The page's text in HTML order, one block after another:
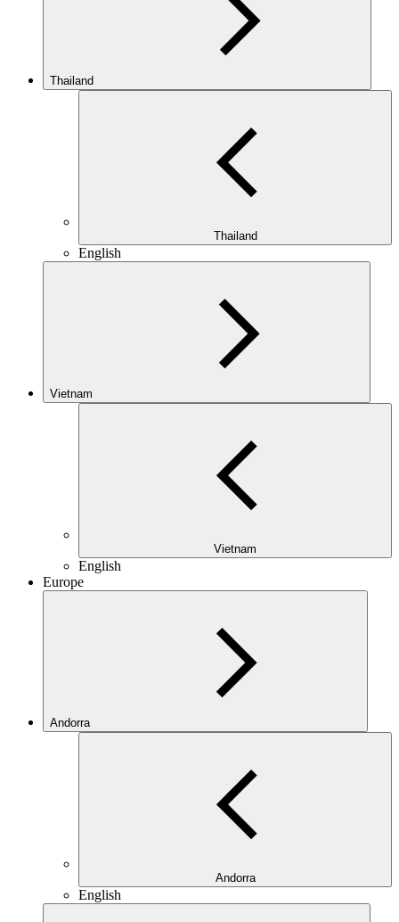
Thailand
Thailand
English
Vietnam
Vietnam
English
Europe
Andorra
Andorra
English